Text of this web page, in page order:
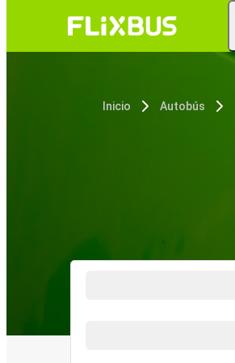
Inicio Autobús